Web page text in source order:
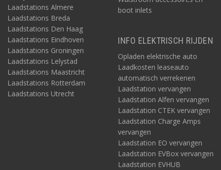
Zekeringhouder ANL
Zekering ANL 250A
Accu AGM 12V/160Ah
MAC Plus DC lader 12V/12V 50A
Zekeringhouder MAXI 30-80A
Zekering 60A MAXI
MASTERVOLT SUPER DUTY SET
Omvormer AC Master
12V/2500W
MAC Plus DC lader 12V/12V 50A
Zekeringhouder MAXI 30-80A
Laadstations Almere
Laadstations Breda
Laadstations Den Haag
Laadstations Eindhoven
Laadstations Groningen
Laadstations Lelystad
Laadstations Maastricht
Laadstations Rotterdam
Laadstations Utrecht
boot inlets
INFO ELEKTRISCH RIJDEN
Opladen elektrische auto
Laadkosten leaseauto
automatisch verrekenen
Laadstation vervangen
Laadstation Alfen vervangen
Laadstation CTEK vervangen
Laadstation Charge Amps
vervangen
Laadstation EO vervangen
Laadstation EVBox vervangen
Laadstation EVHUB